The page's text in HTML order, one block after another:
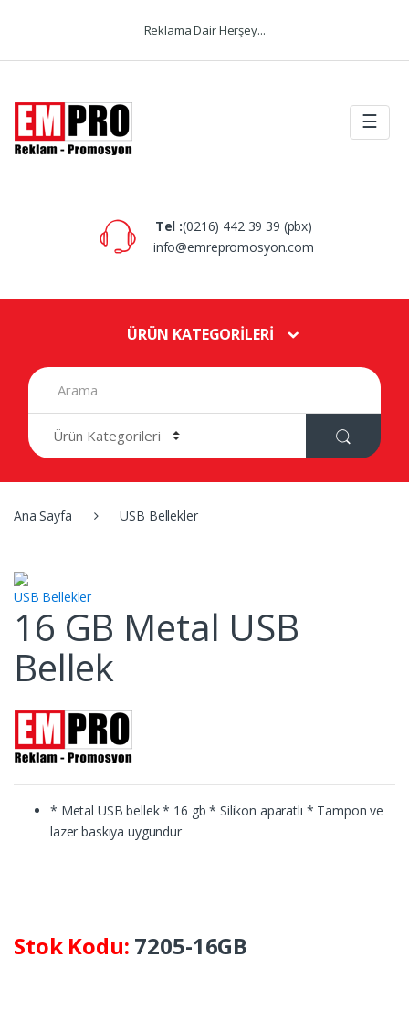
Reklama Dair Herşey...
☰
Tel :(0216) 442 39 39 (pbx)
info@emrepromosyon.com
ÜRÜN KATEGORİLERİ
S
e
c
h
:
Ana Sayfa USB Bellekler
USB Bellekler
16 GB Metal USB
Bellek
* Metal USB bellek * 16 gb * Silikon aparatlı * Tampon ve
lazer baskıya uygundur
Stok Kodu: 7205-16GB